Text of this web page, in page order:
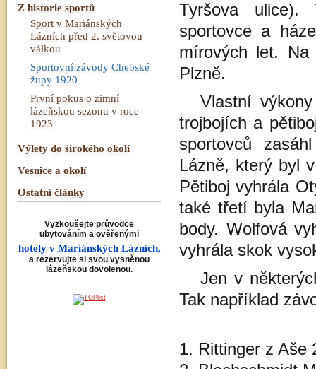
Z historie sportů
Sport v Mariánských
Lázních před 2. světovou
válkou
Sportovní závody Chebské
župy 1920
První pokus o zimní
lázeňskou sezonu v roce
1923
Výlety do širokého okolí
Vesnice a okolí
Ostatní články
Vyzkoušejte průvodce
ubytováním a ověřenými
hotely v Mariánských Lázních,
a rezervujte si svou vysněnou
lázeňskou dovolenou.
Tyršova ulice).
sportovce a
mírových let. Na
Plzně.
Vlastní
trojbojích a
sportovců
Lázně, který byl
Pětiboj vyhrála
také třetí byla
body. Wolfová
vyhrála skok
Jen v
Tak například
1. Rittinger z Aše